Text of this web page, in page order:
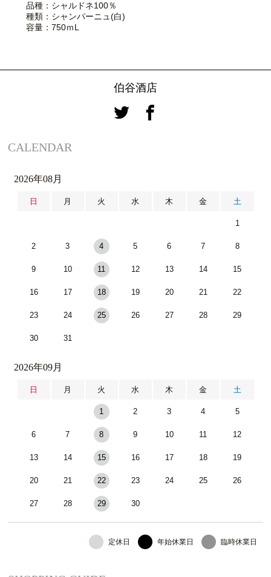
品種：シャルドネ100％
種類：シャンパーニュ(白)
容量：750ｍL
伯谷酒店
CALENDAR
2026年08月
日 月 火 水 木 金 土
1
2 3 4 5 6 7 8
9 10 11 12 13 14 15
16 17 18 19 20 21 22
23 24 25 26 27 28 29
30 31
2026年09月
日 月 火 水 木 金 土
1 2 3 4 5
6 7 8 9 10 11 12
13 14 15 16 17 18 19
20 21 22 23 24 25 26
27 28 29 30
定休日 年始休業日 臨時休業日